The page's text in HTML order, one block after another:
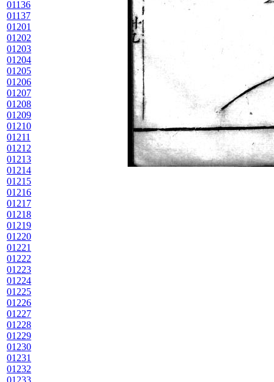
01136
01137
01201
01202
01203
01204
01205
01206
01207
01208
01209
01210
01211
01212
01213
01214
01215
01216
01217
01218
01219
01220
01221
01222
01223
01224
01225
01226
01227
01228
01229
01230
01231
01232
01233